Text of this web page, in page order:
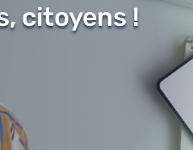
citoyens !